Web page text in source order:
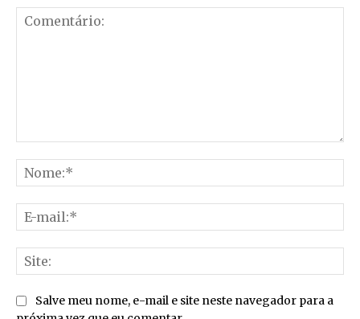
Salve meu nome, e-mail e site neste navegador para a